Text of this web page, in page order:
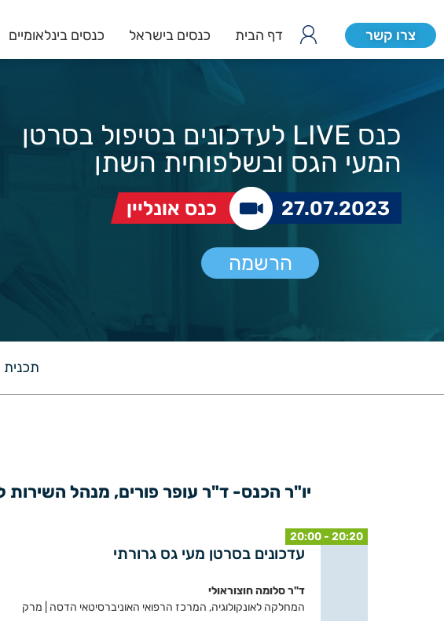
צרו קשר דף הבית כנסים בישראל כנסים בינלאומיים
כנס LIVE לעדכונים בטיפול בסרטן
המעי הגס ובשלפוחית השתן
27.07.2023 כנס אונליין
הרשמה
תכנית
יו"ר הכנס- ד"ר עופר פורים, מנהל השירות
20:00 - 20:20
עדכונים בסרטן מעי גס גרורתי
ד"ר סלומה חוצוראולי
המחלקה לאונקולוגיה, המרכז הרפואי האוניברסיטאי הדסה | מרק